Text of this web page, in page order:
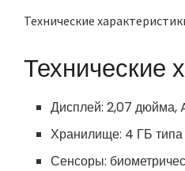
Технические
Технические
Дисплей: 2,07 дюйма,
Хранилище: 4 ГБ
Сенсоры: